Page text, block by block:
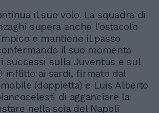
il suo volo. La squadra di
supera anche l'ostacolo
e mantiene il passo
il suo momento
successi sulla Juventus e sul
inflitto ai sardi, firmato dal
(doppietta) e Luis Alberto
di agganciare la
nella scia del Napoli